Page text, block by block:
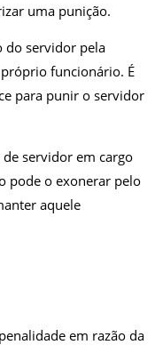
uma punição.
do servidor pela
funcionário. É
para punir o servidor
servidor em cargo
pode o exonerar pelo
aquele
em razão da